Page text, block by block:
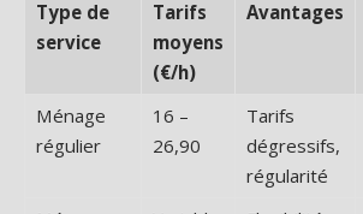
Type de
service
Tarifs
moyens
(€/h)
Avantages
Ménage
régulier
16 –
26,90
Tarifs
dégressifs,
régularité